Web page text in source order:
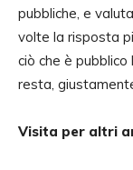
pubbliche, e
volte la risposta
ciò che è pubblico
resta,
Visita per altri